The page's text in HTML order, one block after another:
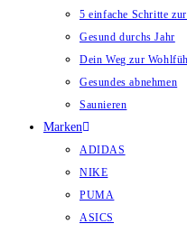
5 einfache Schritte
Gesund durchs Jahr
Dein Weg zur
Gesundes abnehmen
Saunieren
Marken
ADIDAS
NIKE
PUMA
ASICS